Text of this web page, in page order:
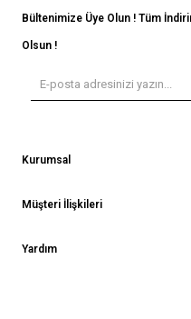
Bültenimize Üye Olun ! Tüm
Olsun !
Kurumsal
Müşteri İlişkileri
Yardım